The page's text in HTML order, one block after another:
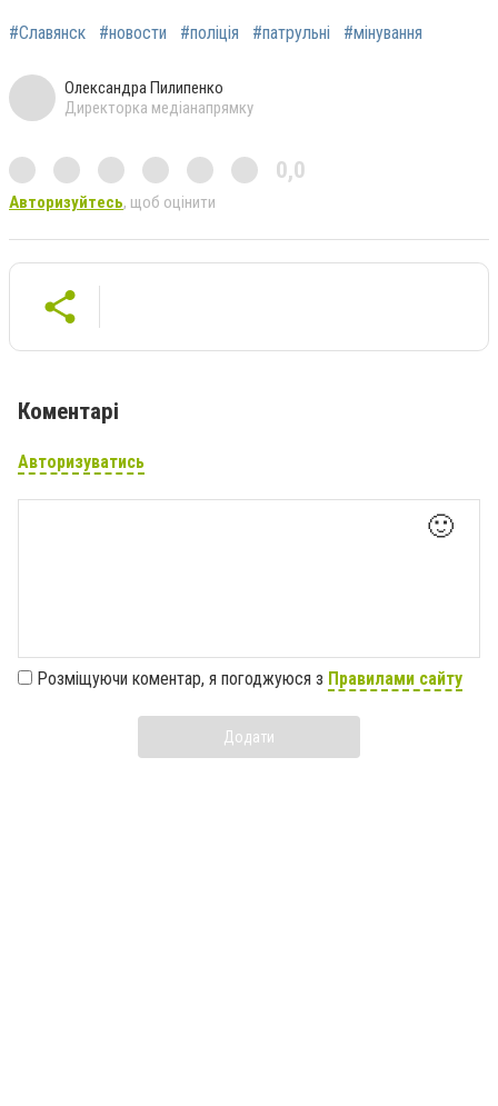
#Славянск #новости #поліція #патрульні #мінування
Олександра Пилипенко
Директорка медіанапрямку
0,0
Авторизуйтесь, щоб оцінити
Коментарі
Авторизуватись
🙂
Розміщуючи коментар, я погоджуюся з Правилами сайту
Додати